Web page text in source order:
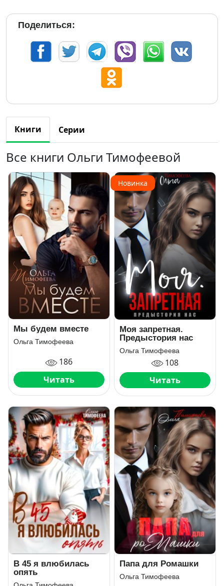
Поделиться:
Книги Серии
Все книги Ольги Тимофеевой
Мы будем вместе
Ольга Тимофеева
186
Читать
Новинка
Моя запретная.
Предыстория нас
Ольга Тимофеева
108
Читать
В 45 я влюбилась
опять
Папа для Ромашки
Ольга Тимофеева